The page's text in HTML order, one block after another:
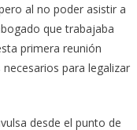
al no poder asistir a
que trabajaba
primera reunión
para legalizar
desde el punto de